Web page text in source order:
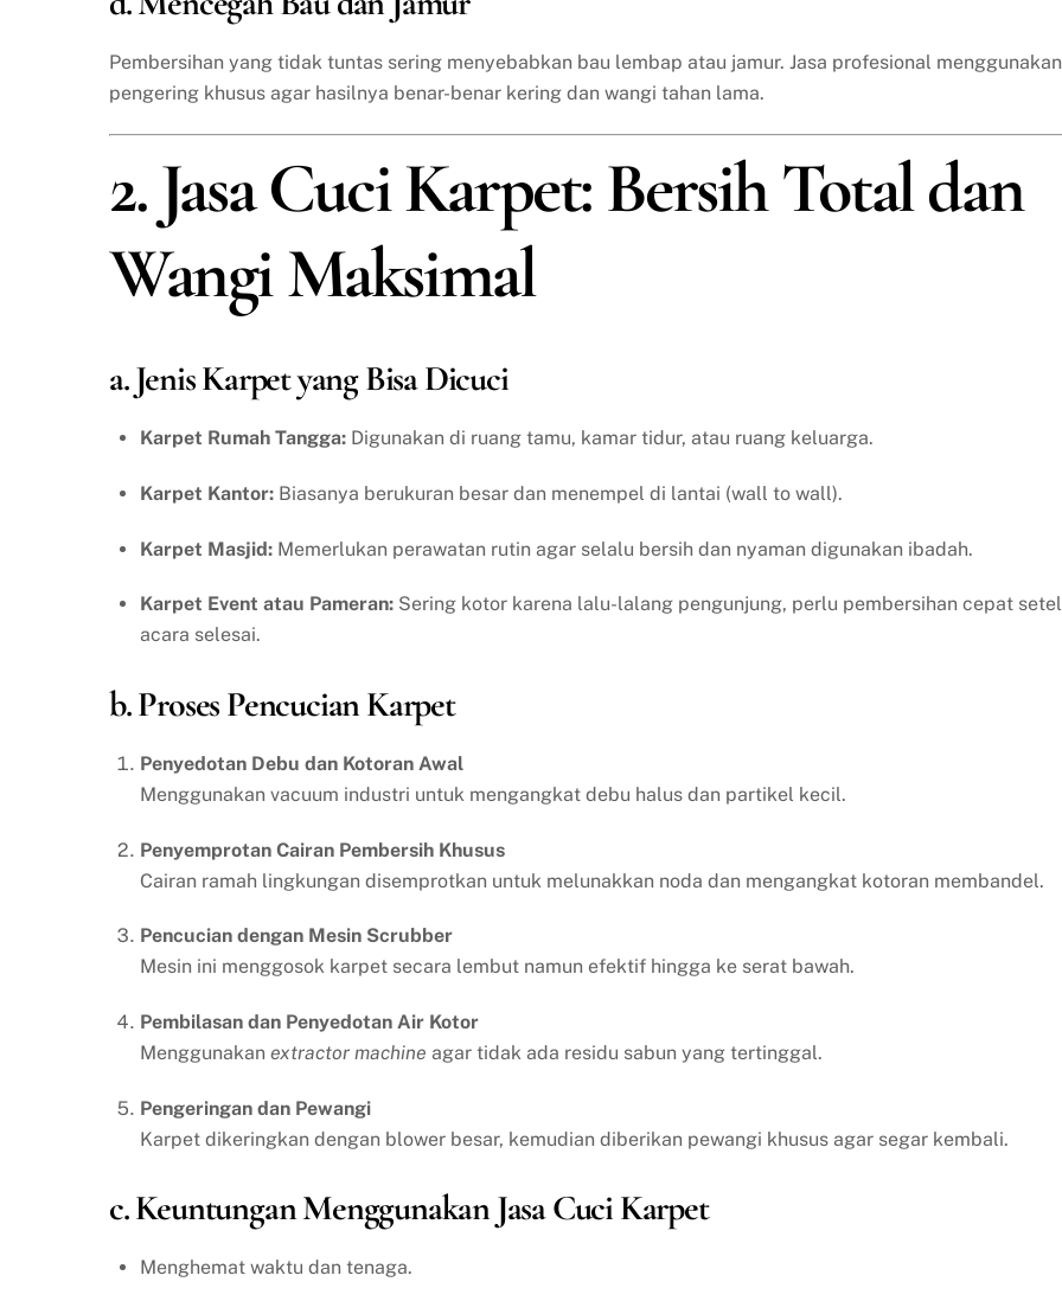
Pembersihan yang tidak tuntas sering menyebabkan bau lembap atau jamur. Jasa profesional menggunakan
pengering khusus agar hasilnya benar-benar kering dan wangi tahan lama.
2. Jasa Cuci Karpet: Bersih Total dan
Wangi Maksimal
a. Jenis Karpet yang Bisa Dicuci
Karpet Rumah Tangga:Digunakan di ruang tamu, kamar tidur, atau ruang keluarga.
Karpet Kantor:Biasanya berukuran besar dan menempel di lantai (wall to wall).
Karpet Masjid:Memerlukan perawatan rutin agar selalu bersih dan nyaman digunakan ibadah.
Karpet Event atau Pameran:Sering kotor karena lalu-lalang pengunjung, perlu pembersihan cepat
acara selesai.
b. Proses Pencucian Karpet
Penyedotan Debu dan Kotoran Awal
Menggunakan vacuum industri untuk mengangkat debu halus dan partikel kecil.
Penyemprotan Cairan Pembersih Khusus
Cairan ramah lingkungan disemprotkan untuk melunakkan noda dan mengangkat kotoran membandel.
Pencucian dengan Mesin Scrubber
Mesin ini menggosok karpet secara lembut namun efektif hingga ke serat bawah.
Pembilasan dan Penyedotan Air Kotor
Menggunakan extractor machine agar tidak ada residu sabun yang tertinggal.
Pengeringan dan Pewangi
Karpet dikeringkan dengan blower besar, kemudian diberikan pewangi khusus agar segar kembali.
c. Keuntungan Menggunakan Jasa Cuci Karpet
Menghemat waktu dan tenaga.